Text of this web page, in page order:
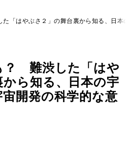
「はやぶさ２」の舞台裏から知る、日本
？ 難渋した「はや
ら知る、日本の宇
開発の科学的な意